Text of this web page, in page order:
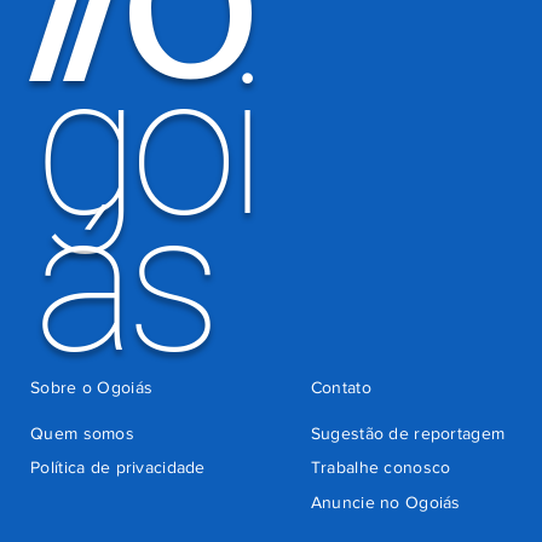
goi
ás
Quem somos
Sugestão de reportagem
Trabalhe conosco
Política de privacidade
Anuncie no Ogoiás
Contato
Sobre o Ogoiás